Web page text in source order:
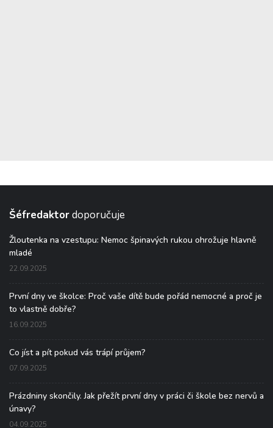
Šéfredaktordoporučuje
Žloutenka na vzestupu: Nemoc špinavých rukou ohrožuje hlavně
mladé
22.09.2025
První dny ve školce: Proč vaše dítě bude pořád nemocné a proč je
to vlastně dobře?
16.09.2025
Co jíst a pít pokud vás trápí průjem?
07.09.2025
Prázdniny skončily. Jak přežít první dny v práci či škole bez nervů a
únavy?
04.09.2025